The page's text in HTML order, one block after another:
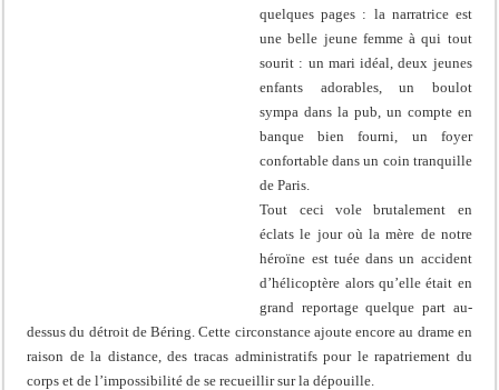
quelques pages : la narratrice est
une belle jeune femme à qui tout
sourit : un mari idéal, deux jeunes
enfants adorables, un boulot
sympa dans la pub, un compte en
banque bien fourni, un foyer
confortable dans un coin tranquille
de Paris.
Tout ceci vole brutalement en
éclats le jour où la mère de notre
héroïne est tuée dans un accident
d’hélicoptère alors qu’elle était en
grand reportage quelque part au-
dessus du détroit de Béring. Cette circonstance ajoute encore au drame en
raison de la distance, des tracas administratifs pour le rapatriement du
corps et de l’impossibilité de se recueillir sur la dépouille.